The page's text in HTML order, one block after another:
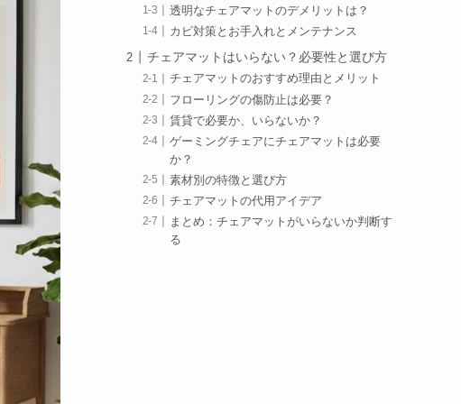
透明なチェアマットのデメリットは？
カビ対策とお手入れとメンテナンス
チェアマットはいらない？必要性と選び方
チェアマットのおすすめ理由とメリット
フローリングの傷防止は必要？
賃貸で必要か、いらないか？
ゲーミングチェアにチェアマットは必要
か？
素材別の特徴と選び方
チェアマットの代用アイデア
まとめ：チェアマットがいらないか判断す
る